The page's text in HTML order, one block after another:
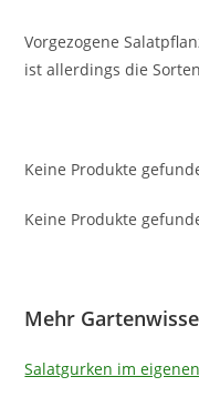
Vorgezogene
ist allerdings die
Keine Produkte
Keine Produkte
Mehr
Salatgurken im